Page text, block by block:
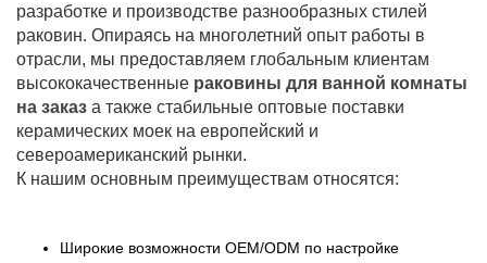
разработке и производстве разнообразных стилей
раковин. Опираясь на многолетний опыт работы в
отрасли, мы предоставляем глобальным клиентам
высококачественные раковины для ванной комнаты
на заказ а также стабильные оптовые поставки
керамических моек на европейский и
североамериканский рынки.
К нашим основным преимуществам относятся:
Широкие возможности OEM/ODM по настройке